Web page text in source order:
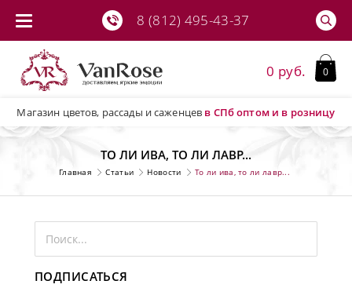
8 (812) 495-43-37
Магазин цветов, рассады и саженцев в СПбоптом и в розницу
0 руб. 0
ТО ЛИ ИВА, ТО ЛИ ЛАВР...
Главная Статьи Новости То ли ива, то ли лавр...
ПОДПИСАТЬСЯ